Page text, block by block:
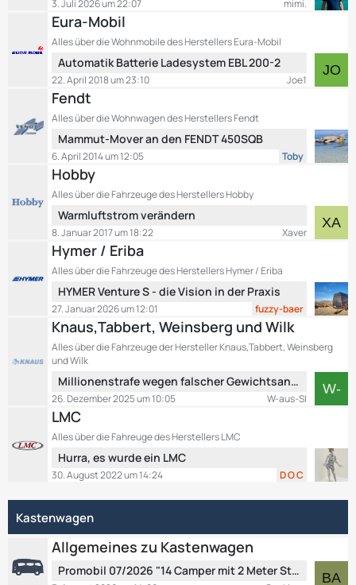
ä
g
e
B
e
ä
g
e
t
z
t
B
e
ä
g
e
mimi.
3. Juli 2026 um 22:07
Eura-Mobil
Alles über die Wohnmobile des Herstellers Eura-Mobil
e
t
z
t
B
e
ä
g
e
Automatik Batterie Ladesystem EBL 200-2
Joe1
22. April 2018 um 23:10
Fendt
Alles über die Wohnwagen des Herstellers Fendt
e
t
z
t
B
e
ä
g
e
Mammut-Mover an den FENDT 450SQB
Toby
6. April 2014 um 12:05
Hobby
Alles über die Fahrzeuge des Herstellers Hobby
e
t
z
t
B
e
t
g
e
Warmluftstrom verändern
Xaver
8. Januar 2017 um 18:22
Hymer / Eriba
Alles über die Fahrzeuge des Herstellers Hymer / Eriba
e
t
z
t
e
e
i
t
g
HYMER Venture S - die Vision in der Praxis
fuzzy-baer
27. Januar 2026 um 12:01
Knaus,Tabbert, Weinsberg und Wilk
Alles über die Fahrzeuge der Hersteller Knaus,Tabbert, Weinsberg
und Wilk
e
t
z
t
B
t
r
ä
Millionenstrafe wegen falscher Gewichtsangaben
W-aus-SI
26. Dezember 2025 um 10:05
LMC
Alles über die Fahreuge des Herstellers LMC
e
z
t
e
B
Hurra, es wurde ein LMC
D O C
30. August 2022 um 14:24
Kastenwagen
Allgemeines zu Kastenwagen
Promobil 07/2026 "14 Camper mit 2 Meter Stehhöhe" und Promobil 07/2026 EXTRA: "Mercedes-Camper für alle Fälle"